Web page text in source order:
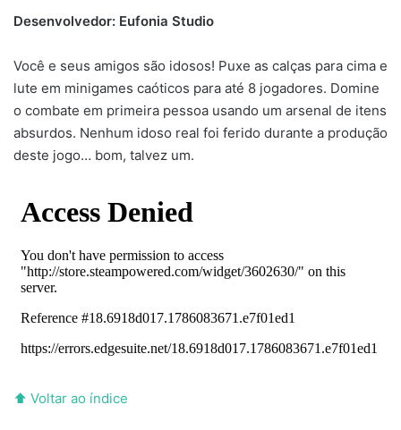
Desenvolvedor: Eufonia Studio
Você e seus amigos são idosos! Puxe as calças para cima e
lute em minigames caóticos para até 8 jogadores. Domine
o combate em primeira pessoa usando um arsenal de itens
absurdos. Nenhum idoso real foi ferido durante a produção
deste jogo… bom, talvez um.
⬆ Voltar ao índice